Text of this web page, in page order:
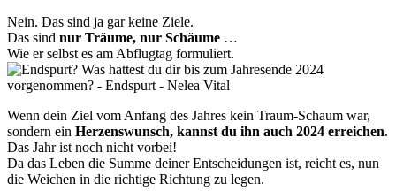
Nein. Das sind ja gar keine Ziele.
Das sind nur Träume, nur Schäume …
Wie er selbst es am Abflugtag formuliert.
Wenn dein Ziel vom Anfang des Jahres kein Traum-Schaum war,
sondern ein Herzenswunsch, kannst du ihn auch 2024 erreichen.
Das Jahr ist noch nicht vorbei!
Da das Leben die Summe deiner Entscheidungen ist, reicht es, nun
die Weichen in die richtige Richtung zu legen.